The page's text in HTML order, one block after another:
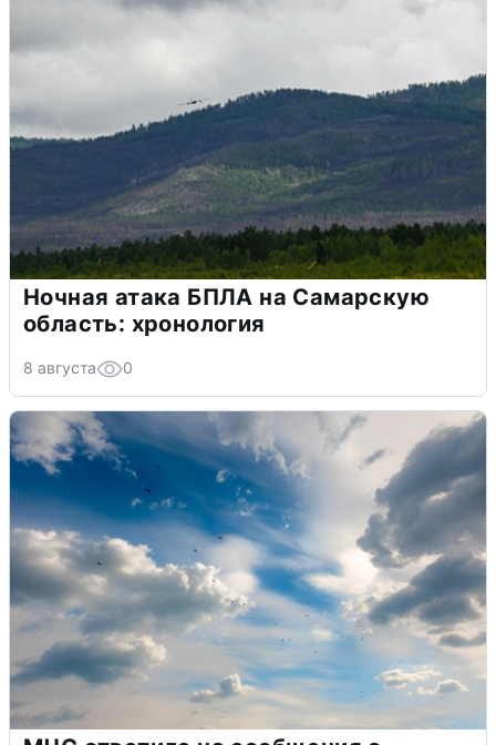
Ночная атака БПЛА на Самарскую
область: хронология
8 августа 0